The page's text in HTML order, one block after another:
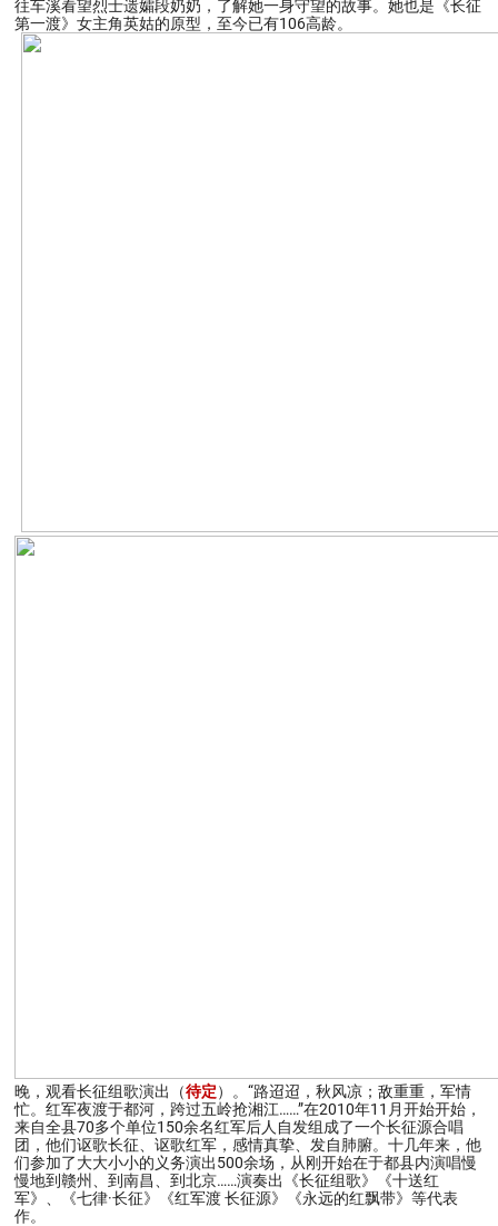
往车溪看望烈士遗孀段奶奶，了解她一身守望的故事。她也是《长征
第一渡》女主角英姑的原型，至今已有106高龄。
晚，观看长征组歌演出（待定）。“路迢迢，秋风凉；敌重重，军情
忙。红军夜渡于都河，跨过五岭抢湘江……”在2010年11月开始开始，
来自全县70多个单位150余名红军后人自发组成了一个长征源合唱
团，他们讴歌长征、讴歌红军，感情真挚、发自肺腑。十几年来，他
们参加了大大小小的义务演出500余场，从刚开始在于都县内演唱慢
慢地到赣州、到南昌、到北京……演奏出《长征组歌》《十送红
军》、《七律·长征》《红军渡 长征源》《永远的红飘带》等代表
作。